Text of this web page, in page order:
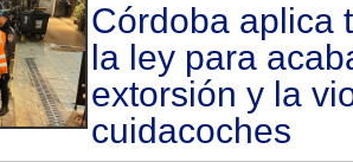
Córdoba aplica
la ley para
extorsión y la
cuidacoches